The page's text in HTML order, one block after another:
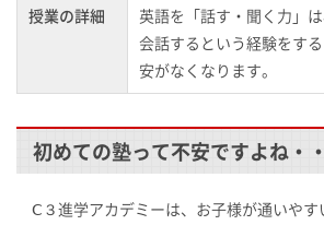
授業の詳細
英語を「話す・聞く力」
会話するという経験をす
安がなくなります。
初めての塾って不安ですよね・
Ⅽ３進学アカデミーは、お子様が通いやす